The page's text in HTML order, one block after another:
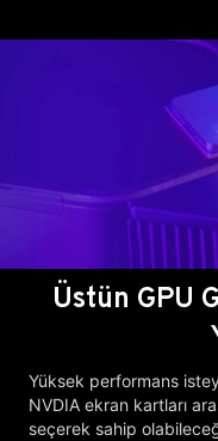
Üstün GPU
Yüksek performans
NVDIA ekran kartları
seçerek sahip